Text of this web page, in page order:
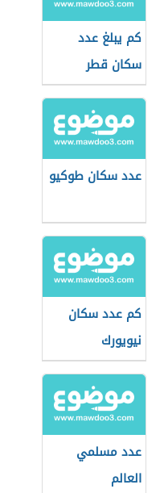
كم يبلغ عدد
سكان قطر
عدد سكان طوكيو
كم عدد سكان
نيويورك
عدد مسلمي
العالم